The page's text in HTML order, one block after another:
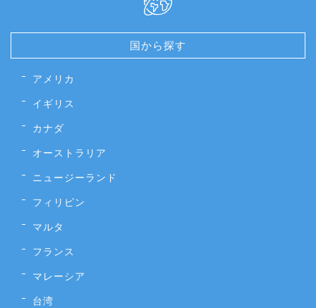
国から探す
アメリカ
イギリス
カナダ
オーストラリア
ニュージーランド
フィリピン
マルタ
フランス
マレーシア
台湾